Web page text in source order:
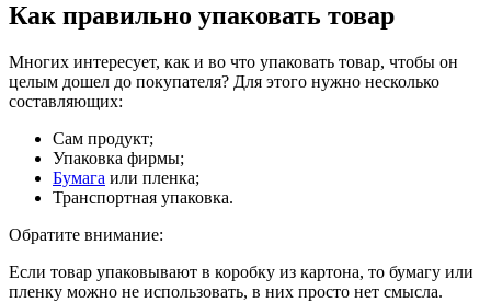
Как правильно упаковать товар
Многих интересует, как и во что упаковать товар, чтобы он
целым дошел до покупателя? Для этого нужно несколько
составляющих:
Сам продукт;
Упаковка фирмы;
Бумага или пленка;
Транспортная упаковка.
Обратите внимание:
Если товар упаковывают в коробку из картона, то бумагу или
пленку можно не использовать, в них просто нет смысла.